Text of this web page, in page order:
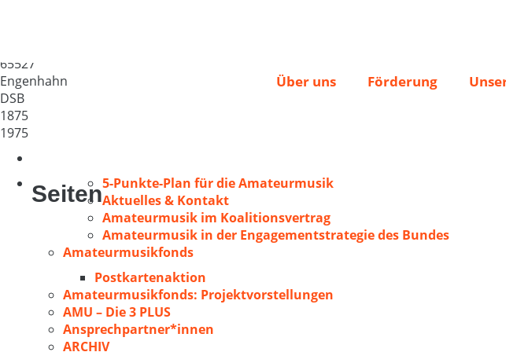
Über uns Förderung
65527
Engenhahn
DSB
1875
1975
Seiten5-Punkte-Plan für die Amateurmusik
Aktuelles & Kontakt
Amateurmusik im Koalitionsvertrag
Amateurmusik in der Engagementstrategie des Bundes
Amateurmusikfonds
Postkartenaktion
Amateurmusikfonds: Projektvorstellungen
AMU – Die 3 PLUS
Ansprechpartner*innen
ARCHIV